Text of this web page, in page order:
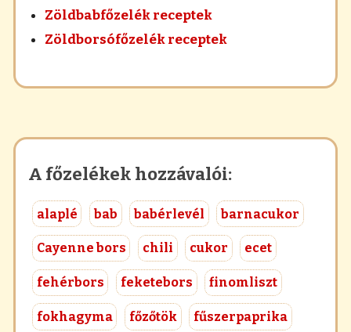
Zöldbabfőzelék receptek
Zöldborsófőzelék receptek
A főzelékek hozzávalói:
alaplé bab babérlevél barnacukor
Cayenne bors chili cukor ecet
fehérbors feketebors finomliszt
fokhagyma főzőtök fűszerpaprika